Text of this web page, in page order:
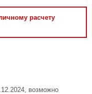
расчету
возможно